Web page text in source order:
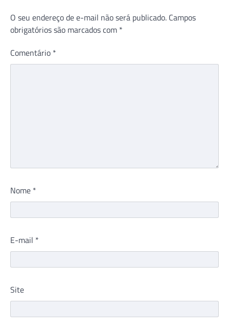
O seu endereço de e-mail não será publicado. Campos
obrigatórios são marcados com *
Comentário *
Nome *
E-mail *
Site